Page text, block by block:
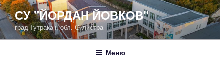
Напред
към
съдържанието
СУ "ЙОРДАН ЙОВКОВ"
град Тутракан, обл. Силистра
Меню